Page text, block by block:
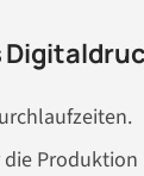
die